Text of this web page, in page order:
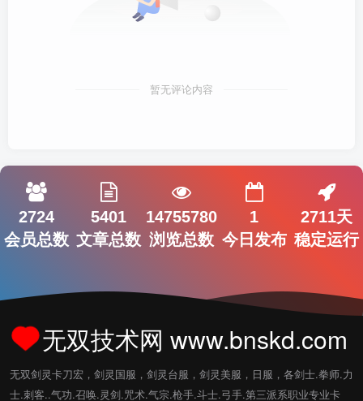
暂无评论内容
2724
会员总数
5401
文章总数
14755780
浏览总数
1
今日发布
2711天
稳定运行
无双技术网 www.bnskd.com
无双剑灵卡刀宏，剑灵国服，剑灵台服，剑灵美服，日服，各剑士.拳师.力
士.刺客..气功.召唤.灵剑.咒术.气宗.枪手.斗士.弓手.第三派系职业专业卡